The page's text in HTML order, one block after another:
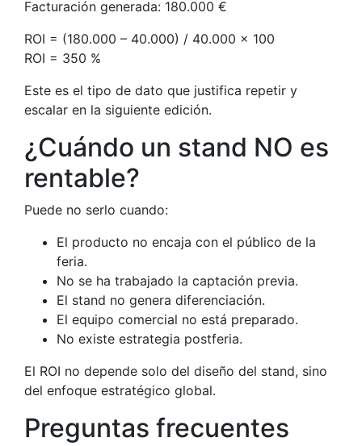
Facturación generada: 180.000 €
ROI = (180.000 – 40.000) / 40.000 × 100
ROI = 350 %
Este es el tipo de dato que justifica repetir y
escalar en la siguiente edición.
¿Cuándo un stand NO es
rentable?
Puede no serlo cuando:
El producto no encaja con el público de la
feria.
No se ha trabajado la captación previa.
El stand no genera diferenciación.
El equipo comercial no está preparado.
No existe estrategia postferia.
El ROI no depende solo del diseño del stand, sino
del enfoque estratégico global.
Preguntas frecuentes